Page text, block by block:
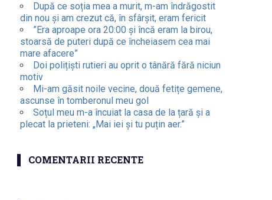
După ce soția mea a murit, m-am îndrăgostit
din nou și am crezut că, în sfârșit, eram fericit
”Era aproape ora 20:00 și încă eram la birou,
stoarsă de puteri după ce încheiasem cea mai
mare afacere”
Doi polițiști rutieri au oprit o tânără fără niciun
motiv
Mi-am găsit noile vecine, două fetițe gemene,
ascunse în tomberonul meu gol
Soțul meu m-a încuiat la casa de la țară și a
plecat la prieteni: „Mai iei și tu puțin aer.”
COMENTARII RECENTE